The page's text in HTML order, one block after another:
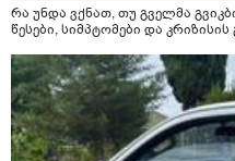
რა უნდა ვქნათ, თუ გველმა
წესები, სიმპტომები და